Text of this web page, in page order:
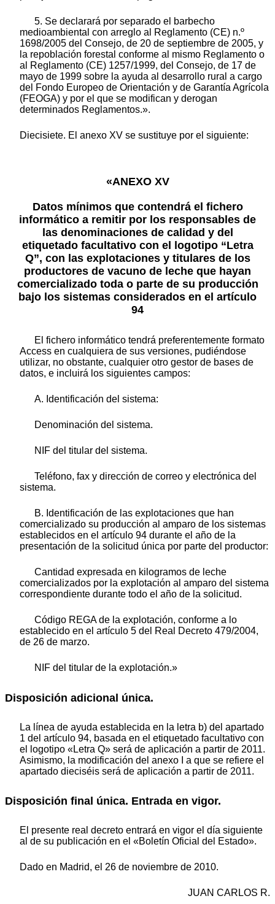
5. Se declarará por separado el barbecho
medioambiental con arreglo al Reglamento (CE) n.º
1698/2005 del Consejo, de 20 de septiembre de 2005, y
la repoblación forestal conforme al mismo Reglamento o
al Reglamento (CE) 1257/1999, del Consejo, de 17 de
mayo de 1999 sobre la ayuda al desarrollo rural a cargo
del Fondo Europeo de Orientación y de Garantía Agrícola
(FEOGA) y por el que se modifican y derogan
determinados Reglamentos.».
Diecisiete. El anexo XV se sustituye por el siguiente:
«ANEXO XV
Datos mínimos que contendrá el fichero
informático a remitir por los responsables de
las denominaciones de calidad y del
etiquetado facultativo con el logotipo “Letra
Q”, con las explotaciones y titulares de los
productores de vacuno de leche que hayan
comercializado toda o parte de su producción
bajo los sistemas considerados en el artículo
94
El fichero informático tendrá preferentemente formato
Access en cualquiera de sus versiones, pudiéndose
utilizar, no obstante, cualquier otro gestor de bases de
datos, e incluirá los siguientes campos:
A. Identificación del sistema:
Denominación del sistema.
NIF del titular del sistema.
Teléfono, fax y dirección de correo y electrónica del
sistema.
B. Identificación de las explotaciones que han
comercializado su producción al amparo de los sistemas
establecidos en el artículo 94 durante el año de la
presentación de la solicitud única por parte del productor:
Cantidad expresada en kilogramos de leche
comercializados por la explotación al amparo del sistema
correspondiente durante todo el año de la solicitud.
Código REGA de la explotación, conforme a lo
establecido en el artículo 5 del Real Decreto 479/2004,
de 26 de marzo.
NIF del titular de la explotación.»
Disposición adicional única.
La línea de ayuda establecida en la letra b) del apartado
1 del artículo 94, basada en el etiquetado facultativo con
el logotipo «Letra Q» será de aplicación a partir de 2011.
Asimismo, la modificación del anexo I a que se refiere el
apartado dieciséis será de aplicación a partir de 2011.
Disposición final única. Entrada en vigor.
El presente real decreto entrará en vigor el día siguiente
al de su publicación en el «Boletín Oficial del Estado».
Dado en Madrid, el 26 de noviembre de 2010.
JUAN CARLOS R.